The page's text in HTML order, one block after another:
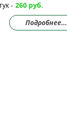
-260 руб.
Подробнее...